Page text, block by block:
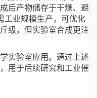
后产物储存于干燥、避
工业规模生产，可优化
级，但实验室合成更注
实验室应用。通过上述
用于后续研究和工业催